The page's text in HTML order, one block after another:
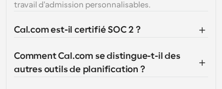
travail d'admission personnalisables.
Cal.com est-il certifié SOC 2 ?
Comment Cal.com se distingue-t-il des
autres outils de planification ?